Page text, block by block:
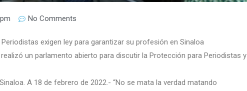
No Comments
exigen ley para garantizar su profesión en Sinaloa
un parlamento abierto para discutir la Protección para Periodistas y
A 18 de febrero de 2022.- “No se mata la verdad matando